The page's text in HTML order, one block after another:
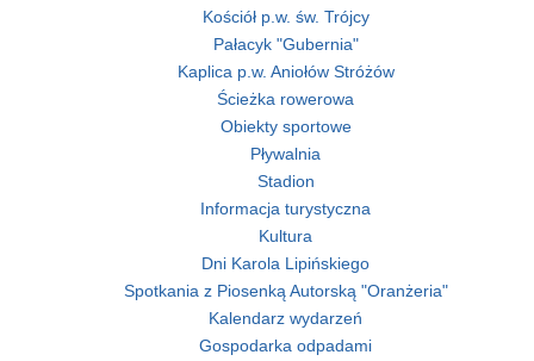
Kościół p.w. św. Trójcy
Pałacyk "Gubernia"
Kaplica p.w. Aniołów Stróżów
Ścieżka rowerowa
Obiekty sportowe
Pływalnia
Stadion
Informacja turystyczna
Kultura
Dni Karola Lipińskiego
Spotkania z Piosenką Autorską "Oranżeria"
Kalendarz wydarzeń
Gospodarka odpadami